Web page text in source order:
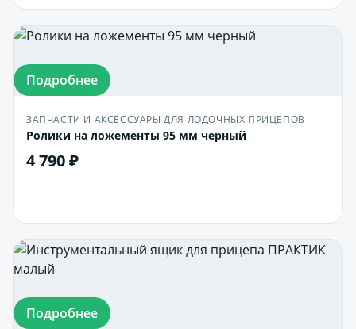
Подробнее
ЗАПЧАСТИ И АКСЕССУАРЫ ДЛЯ ЛОДОЧНЫХ ПРИЦЕПОВ
Ролики на ложементы 95 мм черный
4 790 ₽
Подробнее